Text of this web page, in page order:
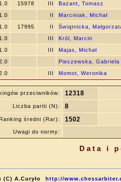
1.0 15978 III
Bażant, Tomasz
1.0 II
Marciniak, Michał
1.0 17995 II
Świątnicka,
1.0 III
Król, Marcin
1.0 III
Majas, Michał
Pieczewska, Gabriela
III Momot, Weronika
przeciwników: 12318
Liczba partii (N): 8
Ranking średni (Rar): 1502
Uwagi do normy:
Data i
(C) A.Curyło
http://